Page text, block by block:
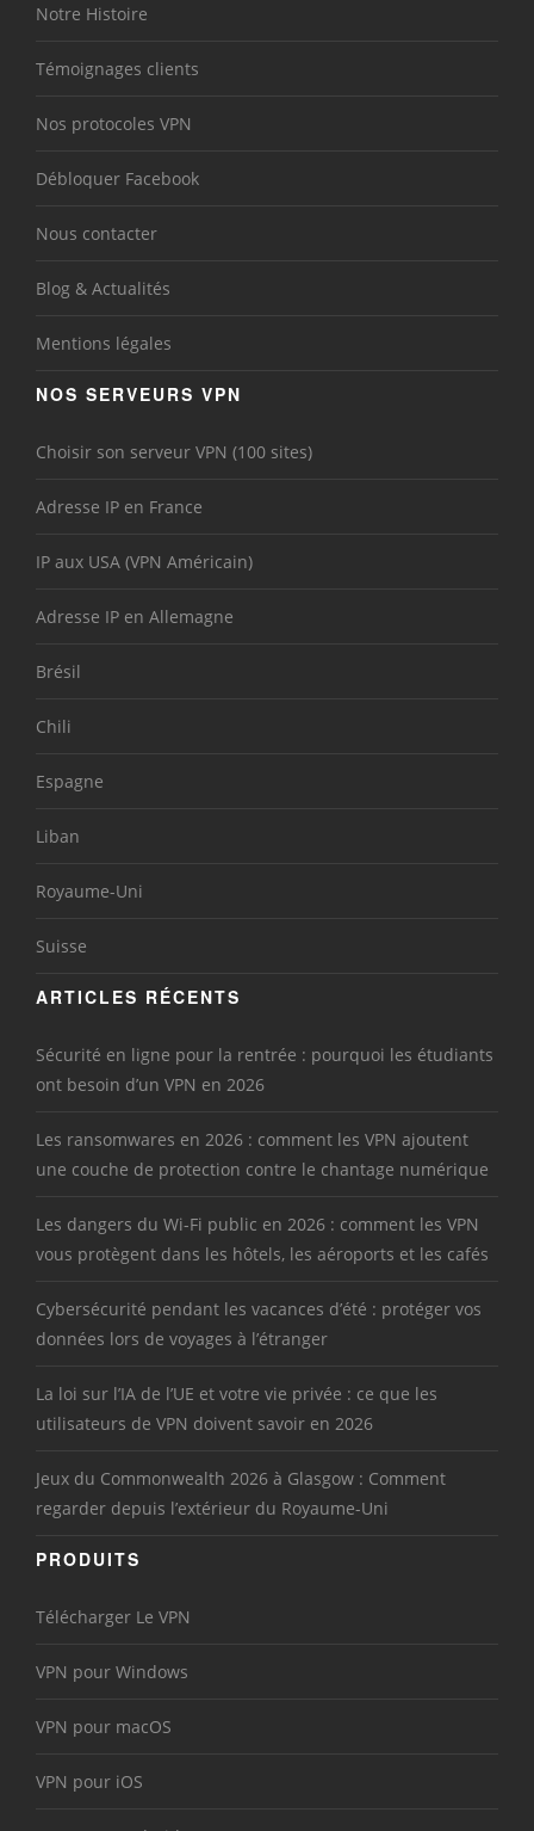
Notre Histoire
Témoignages clients
Nos protocoles VPN
Débloquer Facebook
Nous contacter
Blog & Actualités
Mentions légales
NOS SERVEURS VPN
Choisir son serveur VPN (100 sites)
Adresse IP en France
IP aux USA (VPN Américain)
Adresse IP en Allemagne
Brésil
Chili
Espagne
Liban
Royaume-Uni
Suisse
ARTICLES RÉCENTS
Sécurité en ligne pour la rentrée : pourquoi les étudiants
ont besoin d’un VPN en 2026
Les ransomwares en 2026 : comment les VPN ajoutent
une couche de protection contre le chantage numérique
Les dangers du Wi-Fi public en 2026 : comment les VPN
vous protègent dans les hôtels, les aéroports et les cafés
Cybersécurité pendant les vacances d’été : protéger vos
données lors de voyages à l’étranger
La loi sur l’IA de l’UE et votre vie privée : ce que les
utilisateurs de VPN doivent savoir en 2026
Jeux du Commonwealth 2026 à Glasgow : Comment
regarder depuis l’extérieur du Royaume-Uni
PRODUITS
Télécharger Le VPN
VPN pour Windows
VPN pour macOS
VPN pour iOS